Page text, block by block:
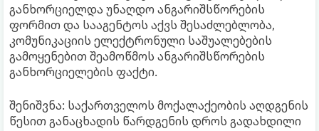
განხორციელდა უნაღდო ანგარიშსწორების
ფორმით და სააგენტოს აქვს შესაძლებლობა,
კომუნიკაციის ელექტრონული საშუალებების
გამოყენებით შეამოწმოს ანგარიშსწორების
განხორციელების ფაქტი.
შენიშვნა: საქართველოს მოქალაქეობის აღდგენის
წესით განაცხადის წარდგენის დროს გადახდილი